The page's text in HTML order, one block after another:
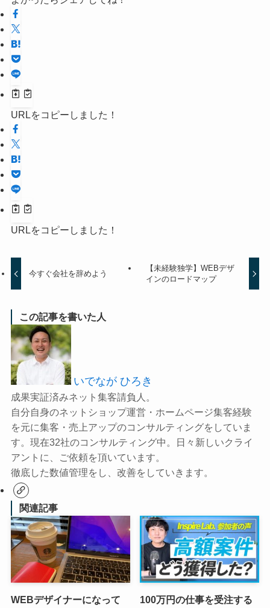
URLをコピーしました！
URLをコピーしました！
今すぐ会社を辞めよう
【未経験独学】WEBデザ
インのロードマップ
この記事を書いた人
いでなが ひろき
成果実証済みネット集客請負人。
自分自身のネットショップ運営・ホームページ集客経験
を元に集客・売上アップのコンサルティングをしていま
す。現在32社のコンサルティング中。日々新しいクライ
アントに、ご依頼を頂いています。
徹底した数値管理をし、改善をしていきます。
関連記事
WEBデザイナーになって
100万円の仕事を受注する